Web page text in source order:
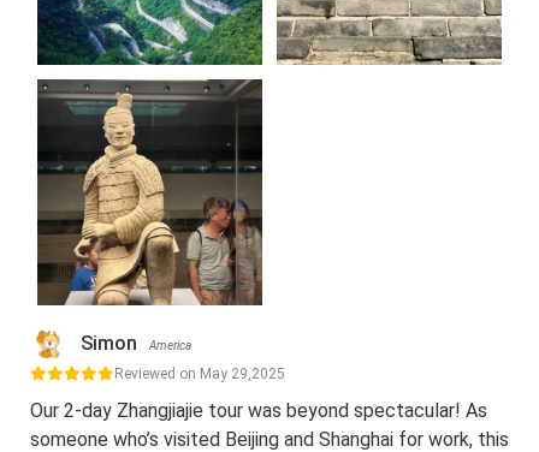
Simon America
Reviewed on May 29,2025
Our 2-day Zhangjiajie tour was beyond spectacular! As
someone who’s visited Beijing and Shanghai for work, this